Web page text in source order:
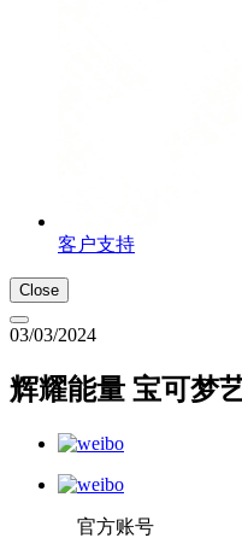
客户支持
Close
03/03/2024
辉耀能量 宝可梦
官方账号